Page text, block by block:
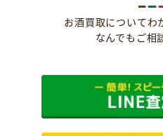
お酒買取についてわ
なんでもご相